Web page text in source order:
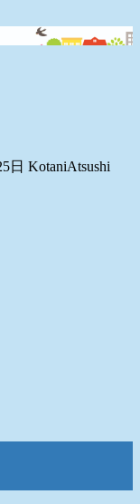
日 KotaniAtsushi